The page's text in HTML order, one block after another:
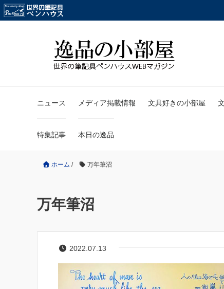
ニュース メディア掲載情報 文具好きの小部屋
特集記事 本日の逸品
ホーム / 万年筆沼
万年筆沼
2022.07.13